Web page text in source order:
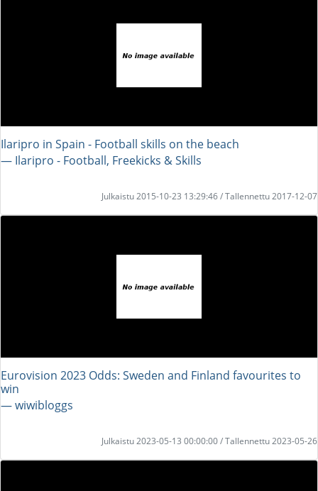
Ilaripro in Spain - Football skills on the beach
― Ilaripro - Football, Freekicks & Skills
Julkaistu 2015-10-23 13:29:46 / Tallennettu 2017-12-07
Eurovision 2023 Odds: Sweden and Finland favourites to
win
― wiwibloggs
Julkaistu 2023-05-13 00:00:00 / Tallennettu 2023-05-26